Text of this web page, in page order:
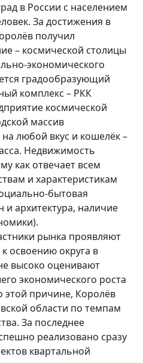
в России с населением
За достижения в
получил
– космической столицы
экономического
градообразующий
комплекс – РКК
космической
массив
любой вкус и кошелёк –
Недвижимость
как отвечает всем
и характеристикам
бытовая
и архитектура, наличие
рынка проявляют
освоению округа в
высоко оценивают
экономического роста
причине, Королёв
области по темпам
За последнее
реализовано сразу
квартальной